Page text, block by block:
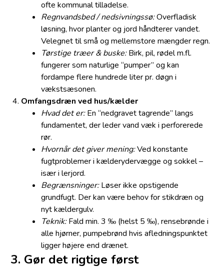
ofte kommunal tilladelse.
Regnvandsbed / nedsivningssø:Overfladisk
løsning, hvor planter og jord håndterer vandet.
Velegnet til små og mellemstore mængder regn.
Tørstige træer & buske:Birk, pil, rødel m.fl.
fungerer som naturlige “pumper” og kan
fordampe flere hundrede liter pr. døgn i
vækstsæsonen.
Omfangsdræn ved hus/kælder
Hvad det er:En “nedgravet tagrende” langs
fundamentet, der leder vand væk i perforerede
rør.
Hvornår det giver mening:Ved konstante
fugtproblemer i kælderydervægge og sokkel –
især i lerjord.
Begrænsninger:Løser ikke opstigende
grundfugt. Der kan være behov for stikdræn og
nyt kældergulv.
Teknik:Fald min. 3 ‰ (helst 5 ‰), rensebrønde i
alle hjørner, pumpebrønd hvis afledningspunktet
ligger højere end drænet.
3. Gør det rigtige først